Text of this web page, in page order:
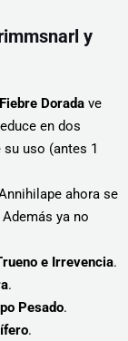
y
Fiebre Dorada ve
en dos
uso (antes 1
ahora se
ya no
e Irrevencia.
.
Pesado.
.